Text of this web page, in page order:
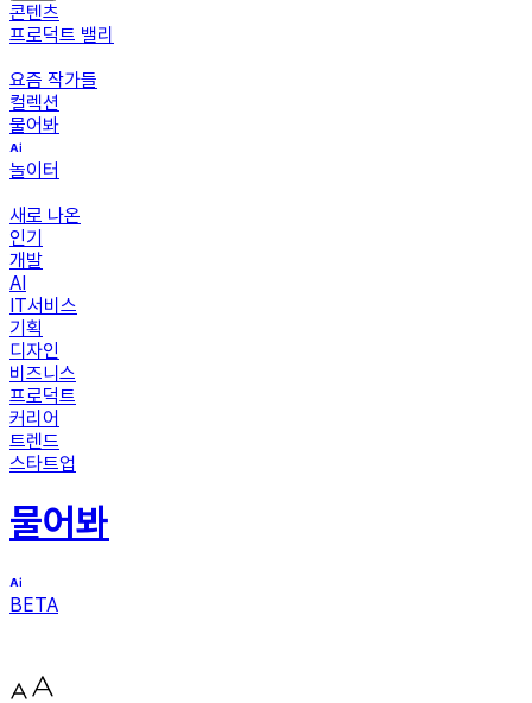
콘텐츠
프로덕트 밸리
요즘 작가들
컬렉션
물어봐
놀이터
새로 나온
인기
개발
AI
IT서비스
기획
디자인
비즈니스
프로덕트
커리어
트렌드
스타트업
물어봐
BETA